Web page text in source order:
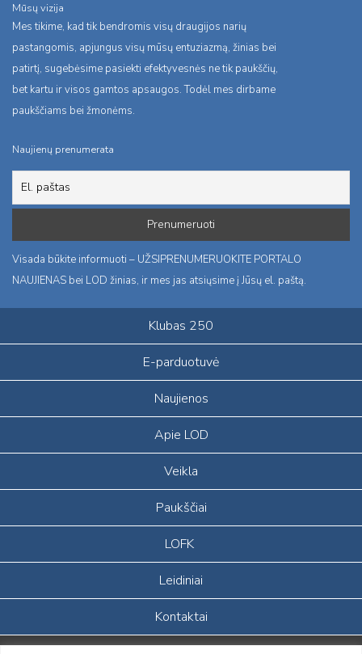
Mūsų vizija
Mes tikime, kad tik bendromis visų draugijos narių
pastangomis, apjungus visų mūsų entuziazmą, žinias bei
patirtį, sugebėsime pasiekti efektyvesnės ne tik paukščių,
bet kartu ir visos gamtos apsaugos. Todėl mes dirbame
paukščiams bei žmonėms.
Naujienų prenumerata
Visada būkite informuoti – UŽSIPRENUMERUOKITE PORTALO
NAUJIENAS bei LOD žinias, ir mes jas atsiųsime į Jūsų el. paštą.
Klubas 250
E-parduotuvė
Naujienos
Apie LOD
Veikla
Paukščiai
LOFK
Leidiniai
Kontaktai